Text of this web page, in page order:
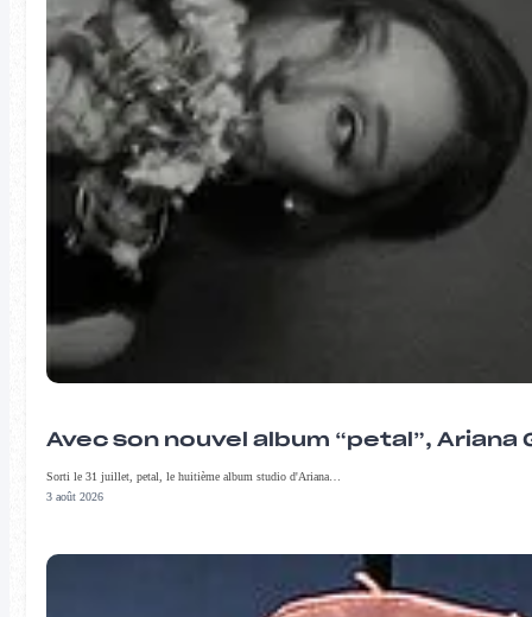
Avec son nouvel album “petal”,
Sorti le 31 juillet, petal, le huitième album studio d'Ariana…
3 août 2026